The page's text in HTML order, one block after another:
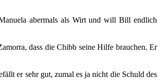
abermals als Wirt und will Bill endlich
dass die Chibb seine Hilfe brauchen. Er
er sehr gut, zumal es ja nicht die Schuld des